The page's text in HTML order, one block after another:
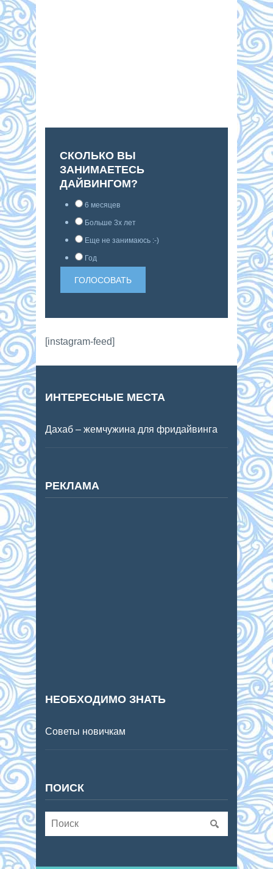
СКОЛЬКО ВЫ
ЗАНИМАЕТЕСЬ
ДАЙВИНГОМ?
6 месяцев
Больше 3х лет
Еще не занимаюсь :-)
Год
[instagram-feed]
ИНТЕРЕСНЫЕ МЕСТА
Дахаб – жемчужина для фридайвинга
РЕКЛАМА
НЕОБХОДИМО ЗНАТЬ
Советы новичкам
ПОИСК